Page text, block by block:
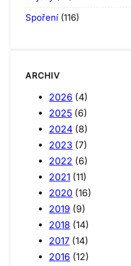
Spoření (116)
ARCHIV
2026 (4)
2025 (6)
2024 (8)
2023 (7)
2022 (6)
2021 (11)
2020 (16)
2019 (9)
2018 (14)
2017 (14)
2016 (12)